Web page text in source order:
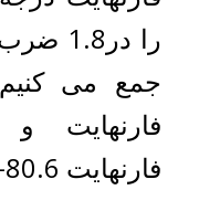
فارنهایت 80.6-66.2=14.4 اختلاف دما)